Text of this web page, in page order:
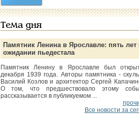
Тема дня
Памятник Ленина в Ярославле: пять лет
ожидании пьедестала
Памятник Ленину в Ярославле был
декабря 1939 года. Авторы памятника -
Василий Козлов и архитектор Сергей
О том, что предшествовало этому
рассказывается в публикуемом ...
Все новости за